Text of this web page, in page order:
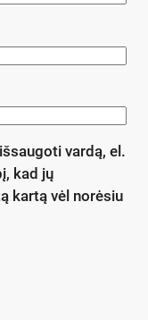
vardą, el.
kad jų
kartą vėl norėsiu